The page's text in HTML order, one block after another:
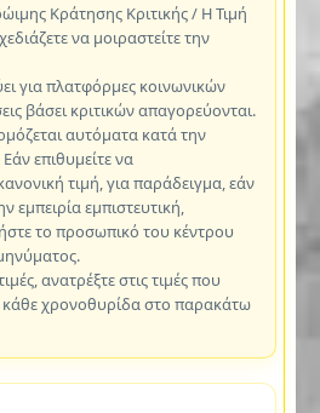
Κράτησης Κριτικής / Η Τιμή
να μοιραστείτε την
για πλατφόρμες κοινωνικών
βάσει κριτικών απαγορεύονται.
αυτόματα κατά την
επιθυμείτε να
τιμή, για παράδειγμα, εάν
εμπειρία εμπιστευτική,
το προσωπικό του κέντρου
ανατρέξτε στις τιμές που
κάθε χρονοθυρίδα στο παρακάτω